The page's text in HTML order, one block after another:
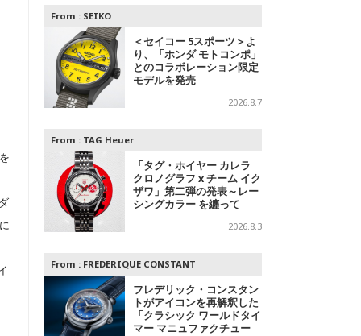
From : SEIKO
＜セイコー 5スポーツ＞よ
り、「ホンダ モトコンポ」
とのコラボレーション限定
モデルを発売
2026.8.7
From : TAG Heuer
「タグ・ホイヤー カレラ
クロノグラフ x チーム イク
ザワ」第二弾の発表～レー
シングカラー を纏って
2026.8.3
From : FREDERIQUE CONSTANT
フレデリック・コンスタン
トがアイコンを再解釈した
「クラシック ワールドタイ
マー マニュファクチュー